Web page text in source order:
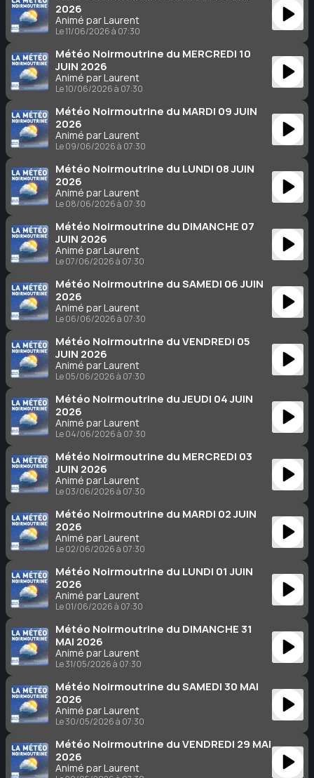
2026
Animé par Laurent
Le 11/06/2026 à 07:30
Météo Noirmoutrine du MERCREDI 10
JUIN 2026
Animé par Laurent
Le 10/06/2026 à 07:30
Météo Noirmoutrine du MARDI 09 JUIN
2026
Animé par Laurent
Le 09/06/2026 à 07:30
Météo Noirmoutrine du LUNDI 08 JUIN
2026
Animé par Laurent
Le 08/06/2026 à 07:30
Météo Noirmoutrine du DIMANCHE 07
JUIN 2026
Animé par Laurent
Le 07/06/2026 à 07:30
Météo Noirmoutrine du SAMEDI 06 JUIN
2026
Animé par Laurent
Le 06/06/2026 à 07:30
Météo Noirmoutrine du VENDREDI 05
JUIN 2026
Animé par Laurent
Le 05/06/2026 à 07:30
Météo Noirmoutrine du JEUDI 04 JUIN
2026
Animé par Laurent
Le 04/06/2026 à 07:30
Météo Noirmoutrine du MERCREDI 03
JUIN 2026
Animé par Laurent
Le 03/06/2026 à 07:30
Météo Noirmoutrine du MARDI 02 JUIN
2026
Animé par Laurent
Le 02/06/2026 à 07:30
Météo Noirmoutrine du LUNDI 01 JUIN
2026
Animé par Laurent
Le 01/06/2026 à 07:30
Météo Noirmoutrine du DIMANCHE 31
MAI 2026
Animé par Laurent
Le 31/05/2026 à 07:30
Météo Noirmoutrine du SAMEDI 30 MAI
2026
Animé par Laurent
Le 30/05/2026 à 07:30
Météo Noirmoutrine du VENDREDI 29 MAI
2026
Animé par Laurent